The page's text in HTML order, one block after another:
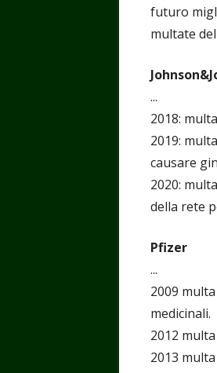
futuro
multate
...
2018:
2019:
causare
2020:
della rete
Pfizer
...
2009
medicinali.
2012
2013